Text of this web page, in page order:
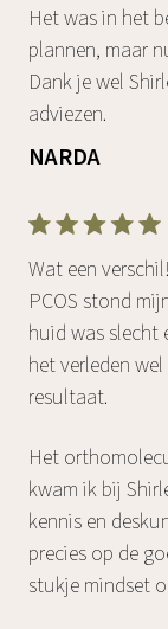
Het was in het
plannen, maar
Dank je wel
adviezen.
NARDA
Wat een
PCOS stond
huid was slecht
het verleden
resultaat.‌
Het
kwam ik bij
kennis en
precies op de
stukje mindset